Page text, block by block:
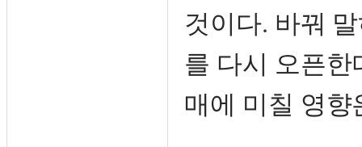
것이다. 바꿔
를 다시 오픈
매에 미칠 영